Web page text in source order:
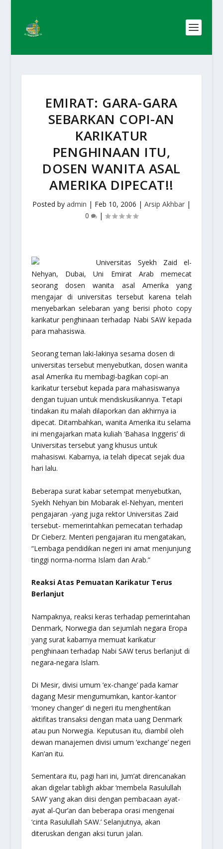
EMIRAT: GARA-GARA
SEBARKAN COPI-AN
KARIKATUR
PENGHINAAN ITU,
DOSEN WANITA ASAL
AMERIKA DIPECAT!!
Posted by admin | Feb 10, 2006 | Arsip Akhbar|
0
|
Universitas Syekh Zaid el-
Nehyan, Dubai, Uni Emirat Arab memecat
seorang dosen wanita asal Amerika yang
mengajar di universitas tersebut karena telah
menyebarkan selebaran yang berisi photo copy
karikatur penghinaan terhadap Nabi SAW kepada
para mahasiswa.
Seorang teman laki-lakinya sesama dosen di
universitas tersebut menyebutkan, dosen wanita
asal Amerika itu membagi-bagikan copi-an
karikatur tersebut kepada para mahasiswanya
dengan tujuan untuk mendiskusikannya. Tetapi
tindakan itu malah dilaporkan dan akhirnya ia
dipecat. Ditambahkan, wanita Amerika itu selama
ini mengajarkan mata kuliah ‘Bahasa Inggeris’ di
Universitas tersebut yang khusus untuk
mahasiswi. Kabarnya, ia telah dipecat sejak dua
hari lalu.
Beberapa surat kabar setempat menyebutkan,
Syekh Nehyan bin Mobarak el-Nehyan, menteri
pengajaran -yang juga rektor Universitas Zaid
tersebut- memerintahkan pemecatan terhadap
Dr Cieberz. Menteri pengajaran itu mengatakan,
“Lembaga pendidikan negeri ini amat menjunjung
tinggi norma-norma Islam dan Arab.”
Reaksi Atas Pemuatan Karikatur Terus
Berlanjut
Nampaknya, reaksi keras terhadap pemerintahan
Denmark, Norwegia dan sejumlah negara Eropa
yang surat kabarnya memuat karikatur
penghinaan terhadap Nabi SAW terus berlanjut di
negara-negara Islam.
Di Mesir, divisi umum ‘ex-change’ pada kamar
dagang Mesir mengumumkan, kantor-kantor
‘money changer’ di negeri itu menghentikan
aktifitas transaksi dengan mata uang Denmark
atau pun Norwegia. Keputusan itu, diambil oleh
dewan manajemen divisi umum ‘exchange’ negeri
Kan’an itu.
Sementara itu, pagi hari ini, Jum’at direncanakan
akan digelar tabligh akbar ‘membela Rasulullah
SAW’ yang akan diisi dengan pembacaan ayat-
ayat al-Qur’an dan beberapa orasi mengenai
‘cinta Rasulullah SAW.’ Selanjutnya, akan
diteruskan dengan aksi turun jalan.